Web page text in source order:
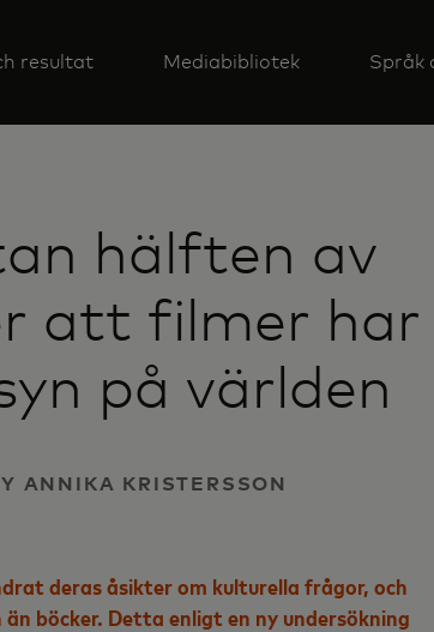
resultat Mediabibliotek Språk
hälften av
att filmer har
på världen
ANNIKA KRISTERSSON
deras åsikter om kulturella frågor, och
böcker. Detta enligt en ny undersökning